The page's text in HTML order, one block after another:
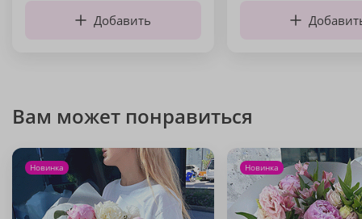
Добавить
Вам может понравиться
Новинка Новинка